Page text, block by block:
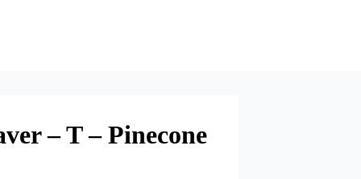
– T – Pinecone